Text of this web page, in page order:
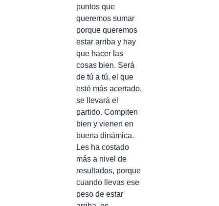
puntos que
queremos sumar
porque queremos
estar arriba y hay
que hacer las
cosas bien. Será
de tú a tú, el que
esté más acertado,
se llevará el
partido. Compiten
bien y vienen en
buena dinámica.
Les ha costado
más a nivel de
resultados, porque
cuando llevas ese
peso de estar